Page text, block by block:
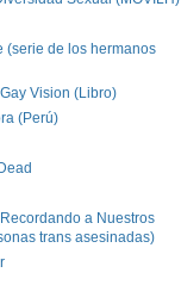
(serie de los hermanos
Vision (Libro)
(Perú)
a Nuestros
trans asesinadas)